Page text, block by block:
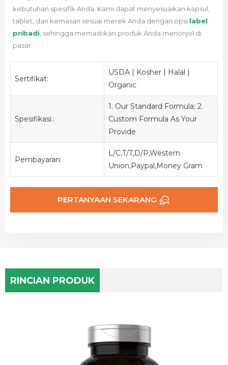
kebutuhan spesifik Anda. Kami dapat menyesuaikan kapsul,
tablet, dan kemasan sesuai merek Anda dengan opsi label
pribadi , sehingga memastikan produk Anda menonjol di
pasar.
Sertifikat:
USDA | Kosher | Halal |
Organic
Spesifikasi.:
1. Our Standard Formula; 2.
Custom Formula As Your
Provide
Pembayaran:
L/C,T/T,D/P,Western
Union,Paypal,Money Gram
PERTANYAAN SEKARANG
RINCIAN PRODUK